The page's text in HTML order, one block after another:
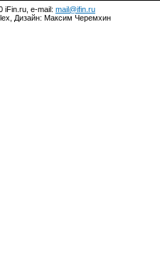
iFin.ru, e-mail: mail@ifin.ru
Дизайн: Максим Черемхин